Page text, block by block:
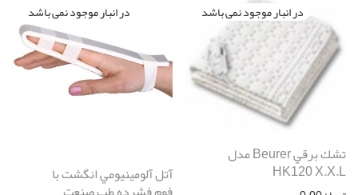
تشك برقي Beurer مدل
HK120 X.X.L آتل آلومينيومي انگشت با